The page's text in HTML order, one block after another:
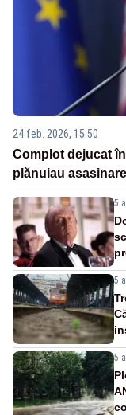
24 feb. 2026, 15:50
Complot dejucat
plănuiau
5
5
5